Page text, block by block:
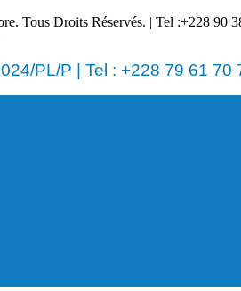
Tous Droits Réservés. | Tel :+228 90
PL/P | Tel : +228 79 61